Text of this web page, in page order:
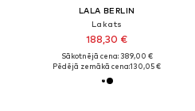
LALA BERLIN
Lakats
188,30 €
Sākotnējā cena: 389,00 €
Pēdējā zemākā cena:130,05 €